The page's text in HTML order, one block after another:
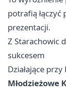
potrafią łączyć
prezentacji.
Z Starachowic
sukcesem
Działające przy
Młodzieżowe